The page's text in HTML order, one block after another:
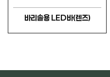
바리솔용 LED바(렌즈)